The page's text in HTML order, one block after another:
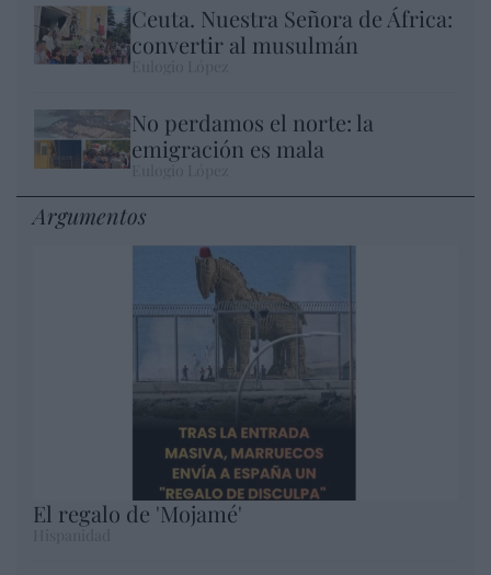
Ceuta. Nuestra Señora de África:
convertir al musulmán
No perdamos el norte: la
emigración es mala
Argumentos
El regalo de 'Mojamé'